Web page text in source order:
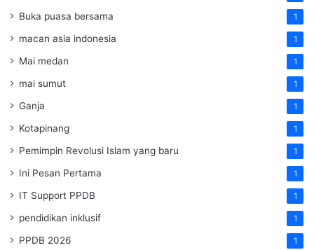
Buka puasa bersama 1
macan asia indonesia 1
Mai medan 1
mai sumut 1
Ganja 1
Kotapinang 1
Pemimpin Revolusi Islam yang baru 1
Ini Pesan Pertama 1
IT Support PPDB 1
pendidikan inklusif 1
PPDB 2026 1